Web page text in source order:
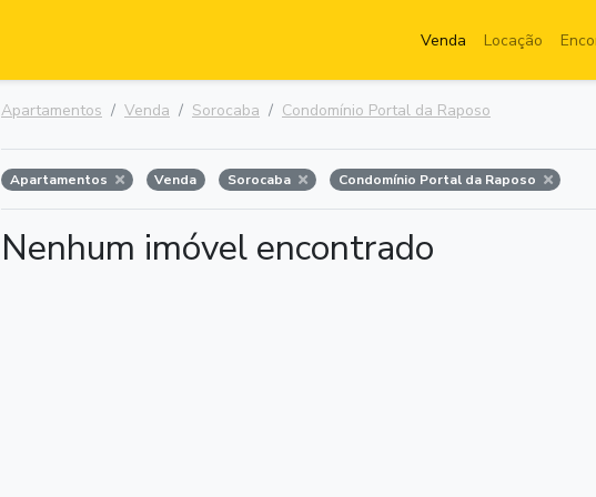
Venda Locação
Apartamentos Venda Sorocaba Condomínio Portal da Raposo
Apartamentos Venda Sorocaba Condomínio Portal da Raposo
Nenhum imóvel encontrado